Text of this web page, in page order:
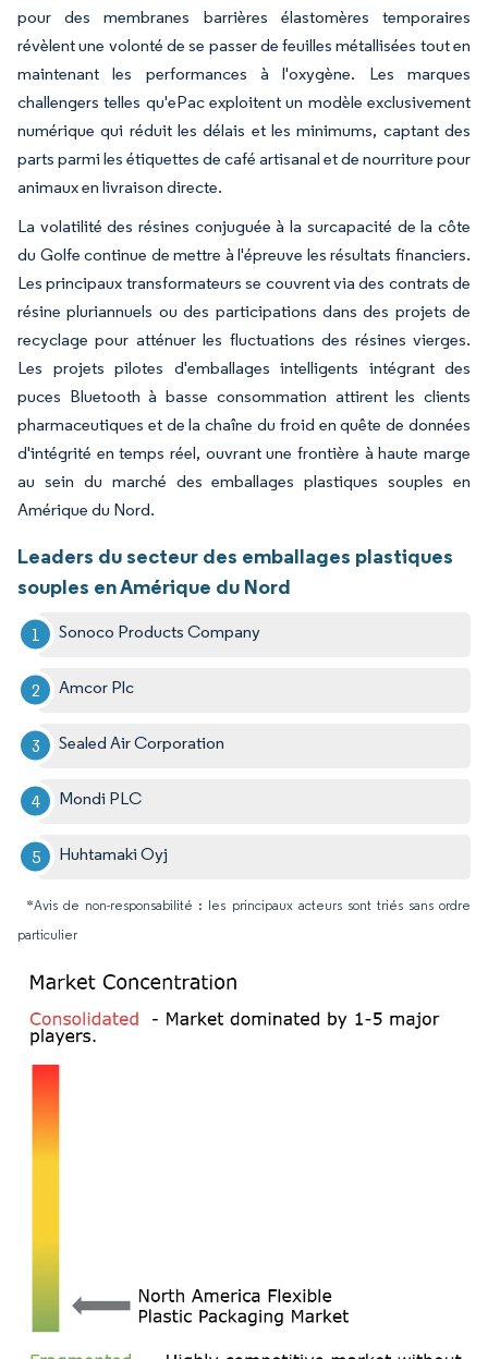
pour des membranes barrières élastomères temporaires
révèlent une volonté de se passer de feuilles métallisées tout en
maintenant les performances à l'oxygène. Les marques
challengers telles qu'ePac exploitent un modèle exclusivement
numérique qui réduit les délais et les minimums, captant des
parts parmi les étiquettes de café artisanal et de nourriture pour
animaux en livraison directe.
La volatilité des résines conjuguée à la surcapacité de la côte
du Golfe continue de mettre à l'épreuve les résultats financiers.
Les principaux transformateurs se couvrent via des contrats de
résine pluriannuels ou des participations dans des projets de
recyclage pour atténuer les fluctuations des résines vierges.
Les projets pilotes d'emballages intelligents intégrant des
puces Bluetooth à basse consommation attirent les clients
pharmaceutiques et de la chaîne du froid en quête de données
d'intégrité en temps réel, ouvrant une frontière à haute marge
au sein du marché des emballages plastiques souples en
Amérique du Nord.
Leaders du secteur des emballages plastiques
souples en Amérique du Nord
Sonoco Products Company
Amcor Plc
Sealed Air Corporation
Mondi PLC
Huhtamaki Oyj
*Avis de non-responsabilité : les principaux acteurs sont triés sans ordre
particulier